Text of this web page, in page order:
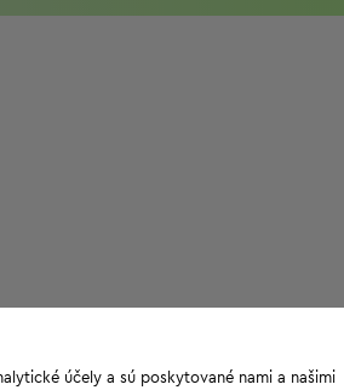
účely a sú poskytované nami a našimi